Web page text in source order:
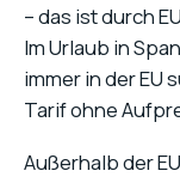
– das ist durch
Im Urlaub in
immer in der EU
Tarif ohne
Außerhalb der